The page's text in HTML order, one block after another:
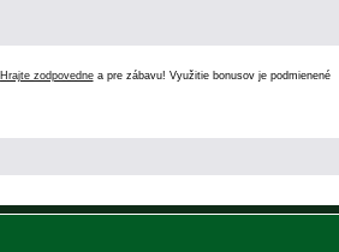
Hrajte zodpovednea pre zábavu! Využitie bonusov je podmienené